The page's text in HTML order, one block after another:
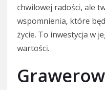
chwilowej radości, ale
wspomnienia, które
życie. To inwestycja w
wartości.